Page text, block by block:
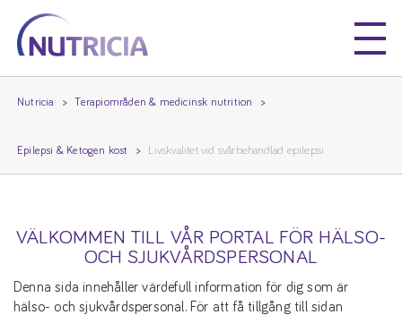
Nutricia
Nutricia
Nutricia Terapiområden & medicinsk nutrition
Epilepsi & Ketogen kost Livskvalitet vid svårbehandlad epilepsi
VÄLKOMMEN TILL VÅR PORTAL FÖR HÄLSO-
OCH SJUKVÅRDSPERSONAL
Denna sida innehåller värdefull information för dig som är
hälso- och sjukvårdspersonal. För att få tillgång till sidan